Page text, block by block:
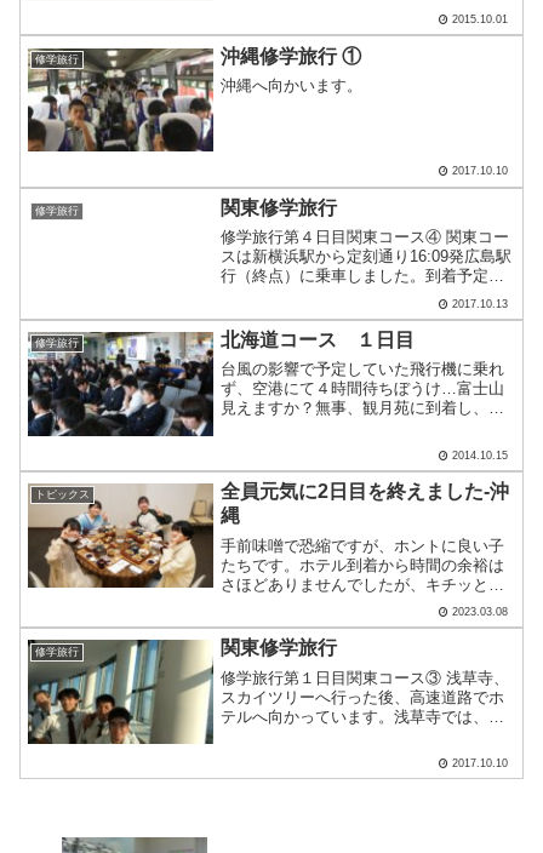
ます。ガイドブックのようなしおりに、
修学旅行への熱が高まってきたのか、す
かさずポーズをと.....
2015.10.01
修学旅行 沖縄修学旅行 ①
沖縄へ向かいます。
2017.10.10
修学旅行 関東修学旅行
修学旅行第４日目関東コース④ 関東コー
スは新横浜駅から定刻通り16:09発広島駅
行（終点）に乗車しました。到着予定は
19:55、広島駅解散は20:10過ぎ頃です。
（川島）
2017.10.13
修学旅行 北海道コース １日目
台風の影響で予定していた飛行機に乗れ
ず、空港にて４時間待ちぼうけ…富士山
見えますか？無事、観月苑に到着し、念
2014.10.15
トピックス
全員元気に2日目を終えました-沖
縄
手前味噌で恐縮ですが、ホントに良い子
たちです。ホテル到着から時間の余裕は
さほどありませんでしたが、キチッと夕
食会場へ集まってくれます。また下船
時、コンテナから荷物を下ろすときも、
さっと手伝ってくれたりします。お陰で
私たちも旅行を楽しめていま.....
2023.03.08
修学旅行 関東修学旅行
修学旅行第１日目関東コース③ 浅草寺、
スカイツリーへ行った後、高速道路でホ
テルへ向かっています。浅草寺では、
様はそこにいるので、拍手をして神様を
招くのは失礼にあたるらしいです。お賽
2017.10.10